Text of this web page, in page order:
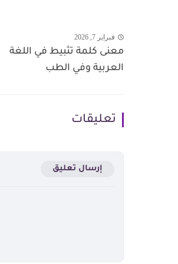
فبراير 7, 2026
معنى كلمة تثبيط في اللغة
العربية وفي الطب
تعليقات
إرسال تعليق